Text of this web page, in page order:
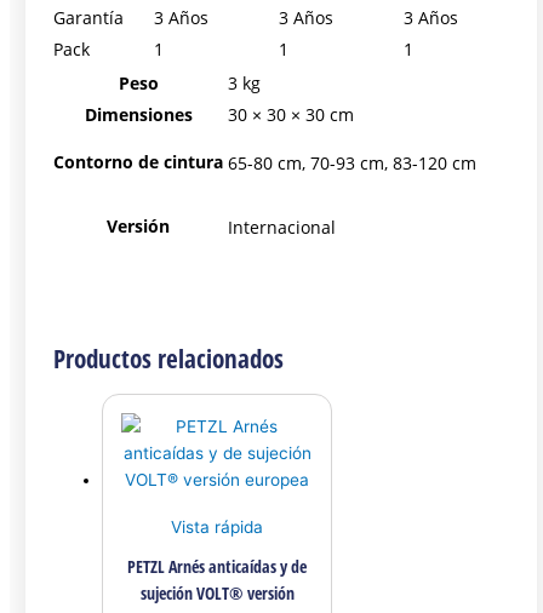
Garantía
3 Años 3 Años
3 Años
Pack
1 1
1
Peso
3 kg
Dimensiones
30 × 30 × 30 cm
Contorno de cintura 65-80 cm, 70-93 cm, 83-120 cm
Versión Internacional
Productos relacionados
Vista rápida
PETZL Arnés anticaídas y de
sujeción VOLT® versión